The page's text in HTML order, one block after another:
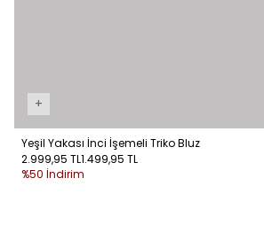
+
Yeşil Yakası İnci İşemeli Triko Bluz
2.999,95 TL1.499,95 TL
%50 İndirim